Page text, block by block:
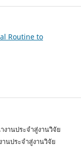
Routine to
านประจำสู่งานวิจัย
นประจำสู่งานวิจัย